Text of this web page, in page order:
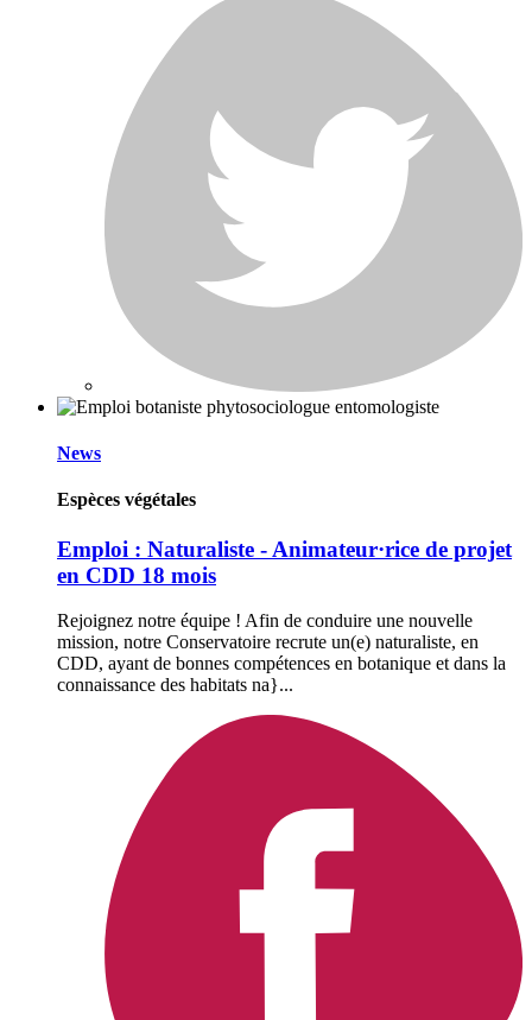
News
Espèces végétales
Emploi : Naturaliste - Animateur·rice de projet
en CDD 18 mois
Rejoignez notre équipe ! Afin de conduire une nouvelle
mission, notre Conservatoire recrute un(e) naturaliste, en
CDD, ayant de bonnes compétences en botanique et dans la
connaissance des habitats na}...